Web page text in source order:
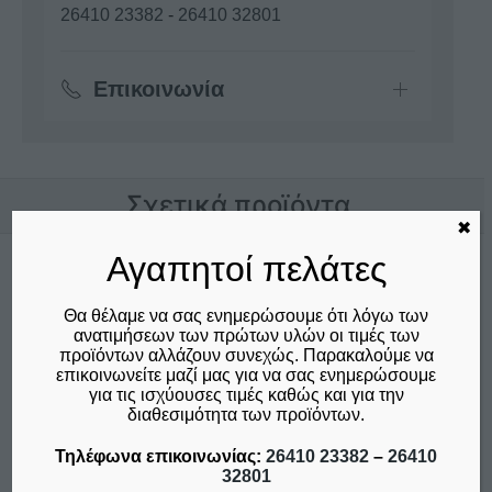
26410 23382 - 26410 32801
Επικοινωνία
Σχετικά προϊόντα
Αγαπητοί πελάτες
Θα θέλαμε να σας ενημερώσουμε ότι λόγω των
ανατιμήσεων των πρώτων υλών οι τιμές των
προϊόντων αλλάζουν συνεχώς. Παρακαλούμε να
επικοινωνείτε μαζί μας για να σας ενημερώσουμε
για τις ισχύουσες τιμές καθώς και για την
διαθεσιμότητα των προϊόντων.
Τηλέφωνα επικοινωνίας: 26410 23382 – 26410
32801
✖